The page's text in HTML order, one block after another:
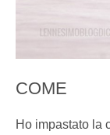
COME
Ho impastato la